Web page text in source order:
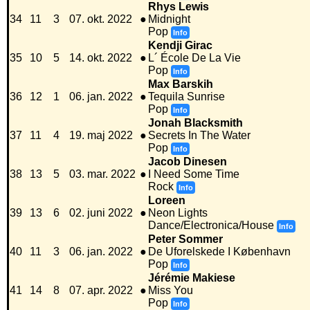
34 11 3 07. okt. 2022 ●
Rhys Lewis
Midnight
Pop Info
35 10 5 14. okt. 2022 ●
Kendji Girac
L´ École De La Vie
Pop Info
36 12 1 06. jan. 2022 ●
Max Barskih
Tequila Sunrise
Pop Info
37 11 4 19. maj 2022 ●
Jonah Blacksmith
Secrets In The Water
Pop Info
38 13 5 03. mar. 2022 ●
Jacob Dinesen
I Need Some Time
Rock Info
39 13 6 02. juni 2022 ●
Loreen
Neon Lights
Dance/Electronica/House Info
40 11 3 06. jan. 2022 ●
Peter Sommer
De Uforelskede I København
Pop Info
41 14 8 07. apr. 2022 ●
Jérémie Makiese
Miss You
Pop Info